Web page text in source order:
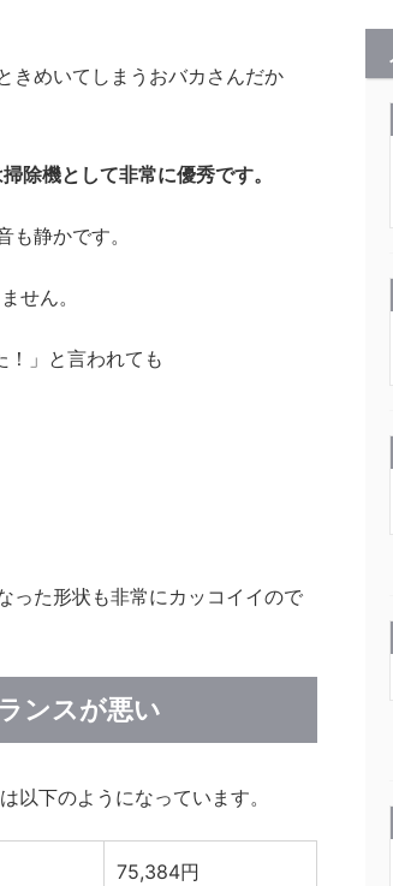
きめいてしまうおバカさんだか
除機として非常に優秀です。
静かです。
せん。
！」と言われても
った形状も非常にカッコイイので
ンスが悪い
下のようになっています。
75,384円